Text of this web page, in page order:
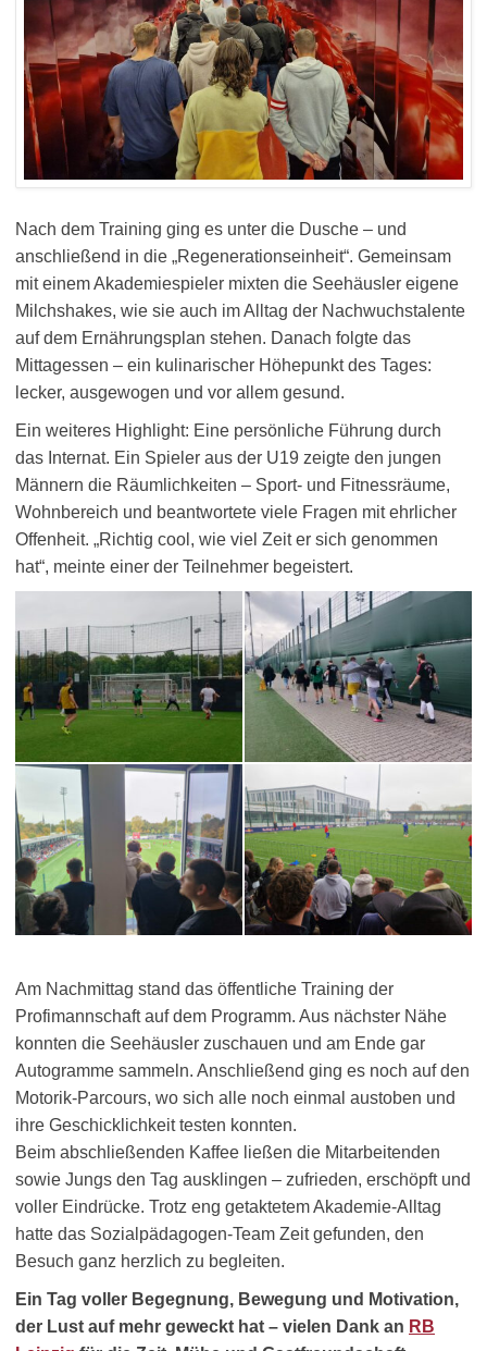
Nach dem Training ging es unter die Dusche – und
anschließend in die „Regenerationseinheit“. Gemeinsam
mit einem Akademiespieler mixten die Seehäusler eigene
Milchshakes, wie sie auch im Alltag der Nachwuchstalente
auf dem Ernährungsplan stehen. Danach folgte das
Mittagessen – ein kulinarischer Höhepunkt des Tages:
lecker, ausgewogen und vor allem gesund.
Ein weiteres Highlight: Eine persönliche Führung durch
das Internat. Ein Spieler aus der U19 zeigte den jungen
Männern die Räumlichkeiten – Sport- und Fitnessräume,
Wohnbereich und beantwortete viele Fragen mit ehrlicher
Offenheit. „Richtig cool, wie viel Zeit er sich genommen
hat“, meinte einer der Teilnehmer begeistert.
Am Nachmittag stand das öffentliche Training der
Profimannschaft auf dem Programm. Aus nächster Nähe
konnten die Seehäusler zuschauen und am Ende gar
Autogramme sammeln. Anschließend ging es noch auf den
Motorik-Parcours, wo sich alle noch einmal austoben und
ihre Geschicklichkeit testen konnten.
Beim abschließenden Kaffee ließen die Mitarbeitenden
sowie Jungs den Tag ausklingen – zufrieden, erschöpft und
voller Eindrücke. Trotz eng getaktetem Akademie-Alltag
hatte das Sozialpädagogen-Team Zeit gefunden, den
Besuch ganz herzlich zu begleiten.
Ein Tag voller Begegnung, Bewegung und Motivation,
der Lust auf mehr geweckt hat – vielen Dank an RB